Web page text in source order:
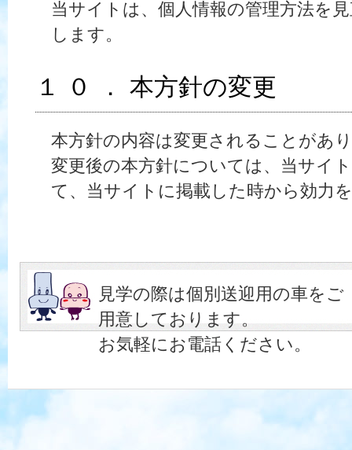
当サイトは、個人情報の管理方法を
します。
１ ０ ． 本方針の変更
本方針の内容は変更されることがあ
変更後の本方針については、当サイ
て、当サイトに掲載した時から効力
見学の際は個別送迎用の車をご
用意しております。
お気軽にお電話ください。